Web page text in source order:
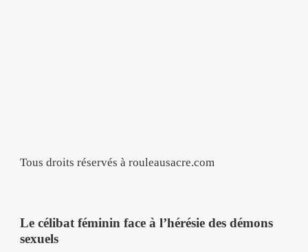
Tous droits réservés à rouleausacre.com
Le célibat féminin face à l’hérésie des démons
sexuels